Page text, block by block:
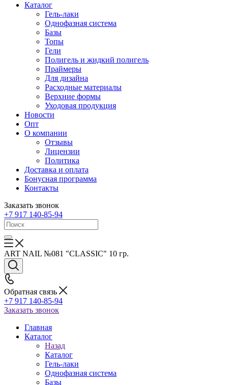
Каталог
Гель-лаки
Однофазная система
Базы
Топы
Гели
Полигель и жидкий полигель
Праймеры
Для дизайна
Расходные материалы
Верхние формы
Уходовая продукция
Новости
Опт
О компании
Отзывы
Лицензии
Политика
Доставка и оплата
Бонусная программа
Контакты
Заказать звонок
+7 917 140-85-94
ART NAIL №081 "CLASSIC" 10 гр.
Обратная связь
+7 917 140-85-94
Заказать звонок
Главная
Каталог
Назад
Каталог
Гель-лаки
Однофазная система
Базы